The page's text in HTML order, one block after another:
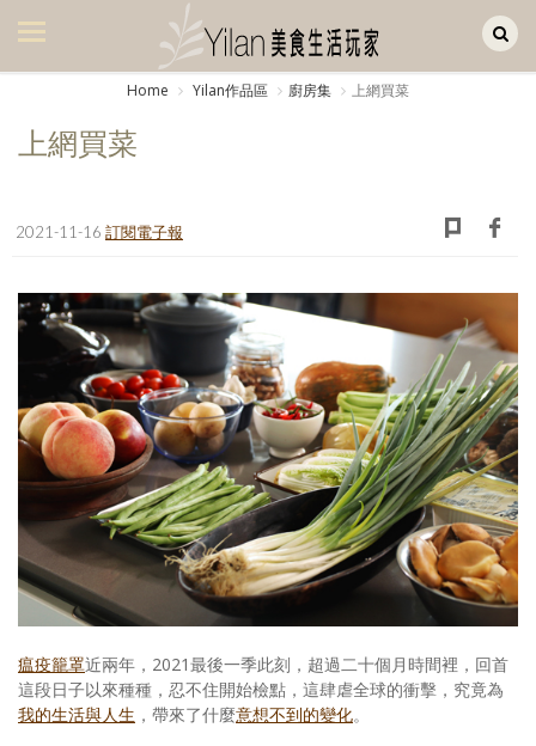
美食集
生活風
書房集
日記簿
餐桌週記
享樂隨手拍
照相簿
影音區
創意出版服務
歷史區
Home Yilan作品區 廚房集 上網買菜
上網買菜
2021-11-16 訂閱電子報
瘟疫籠罩近兩年，2021最後一季此刻，超過二十個月時間裡，回首
這段日子以來種種，忍不住開始檢點，這肆虐全球的衝擊，究竟為
我的生活與人生 ，帶來了什麼意想不到的變化。